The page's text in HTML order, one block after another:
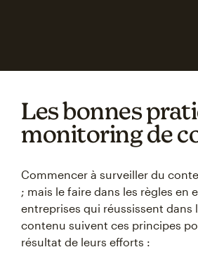
Les bonnes
monitoring de
Commencer à surveiller du
; mais le faire dans les règles en
entreprises qui réussissent
contenu suivent ces principes
résultat de leurs efforts :